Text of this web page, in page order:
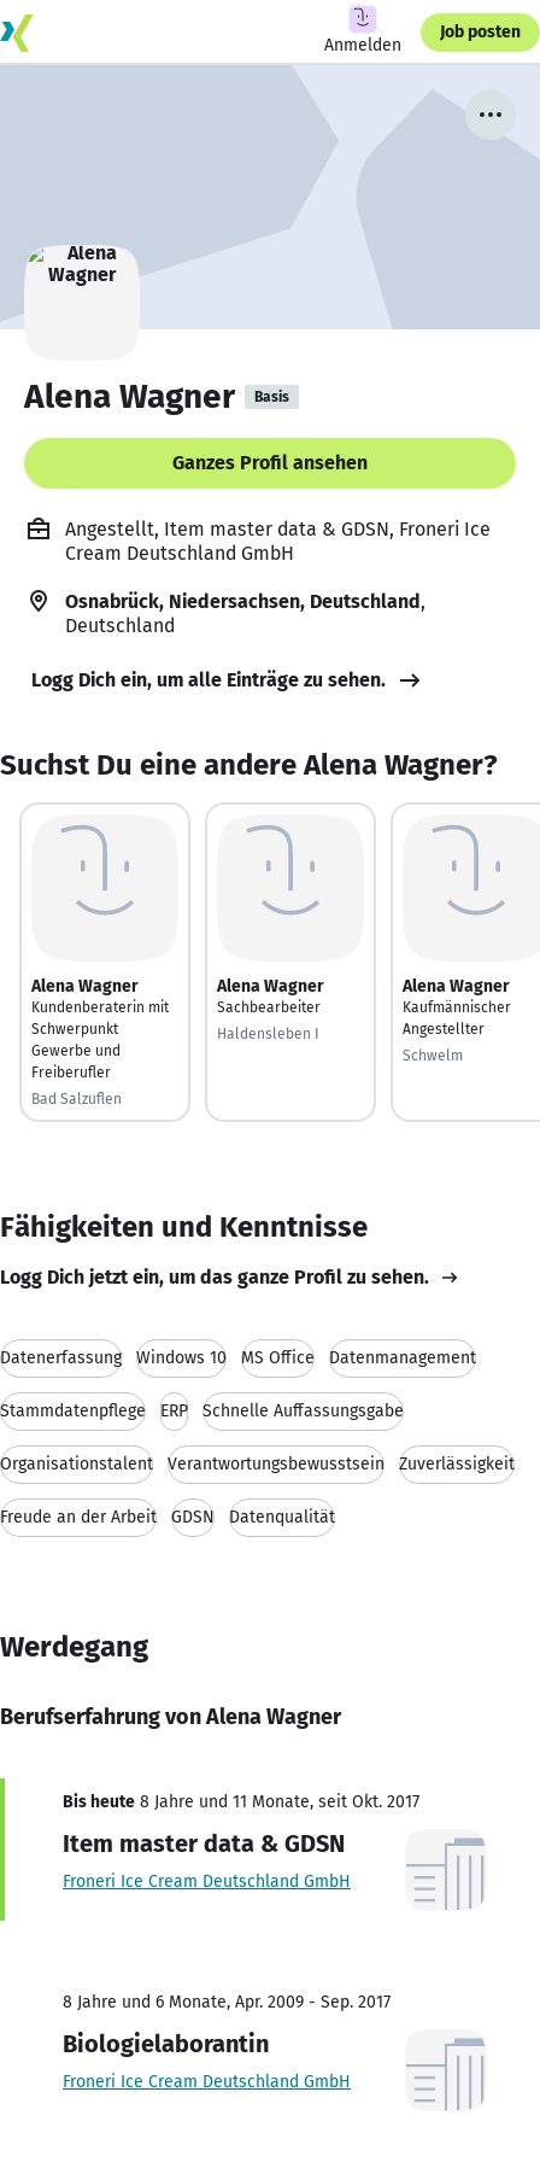
Anmelden
Job posten
Alena Wagner Basis
Ganzes Profil ansehen
Angestellt, Item master data & GDSN, Froneri Ice
Cream Deutschland GmbH
Osnabrück, Niedersachsen, Deutschland,
Deutschland
Logg Dich ein, um alle Einträge zu sehen.
Suchst Du eine andere Alena Wagner?
Alena Wagner
Kundenberaterin mit
Schwerpunkt
Gewerbe und
Freiberufler
Bad Salzuflen
Alena Wagner
Sachbearbeiter
Haldensleben I
Alena Wagner
Kaufmännischer
Angestellter
Schwelm
Fähigkeiten und Kenntnisse
Logg Dich jetzt ein, um das ganze Profil zu sehen.
Datenerfassung Windows 10 MS Office Datenmanagement
Stammdatenpflege ERP Schnelle Auffassungsgabe
Organisationstalent Verantwortungsbewusstsein Zuverlässigkeit
Freude an der Arbeit GDSN Datenqualität
Werdegang
Berufserfahrung von Alena Wagner
Bis heute 8 Jahre und 11 Monate, seit Okt. 2017
Item master data & GDSN
Froneri Ice Cream Deutschland GmbH
8 Jahre und 6 Monate, Apr. 2009 - Sep. 2017
Biologielaborantin
Froneri Ice Cream Deutschland GmbH